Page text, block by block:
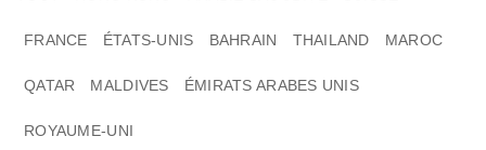
FRANCE ÉTATS-UNIS BAHRAIN THAILAND MAROC
QATAR MALDIVES ÉMIRATS ARABES UNIS
ROYAUME-UNI